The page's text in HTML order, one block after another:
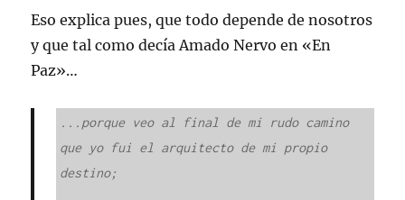
Eso explica pues, que todo depende de nosotros
y que tal como decía Amado Nervo en «En
Paz»…
...porque veo al final de mi rudo camino
que yo fui el arquitecto de mi propio
destino;